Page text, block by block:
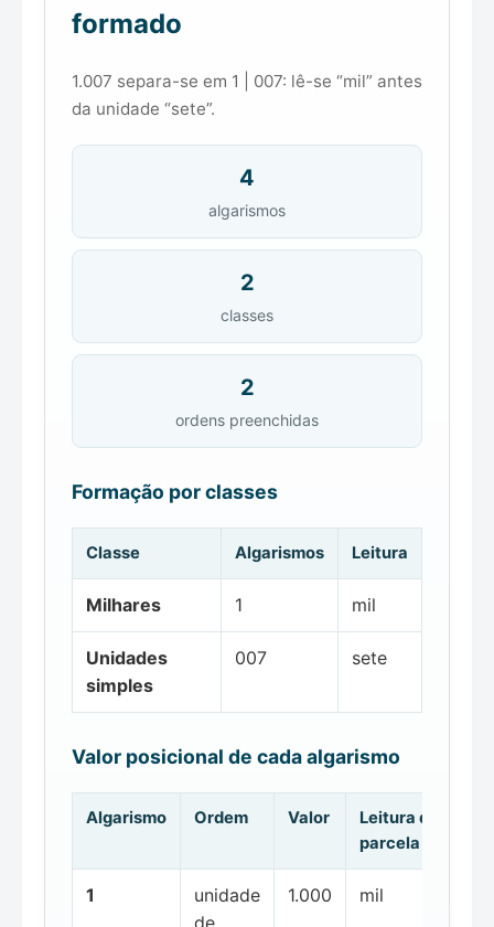
formado
1.007 separa-se em 1 | 007: lê-se “mil” antes
da unidade “sete”.
4
algarismos
2
classes
2
ordens preenchidas
Formação por classes
Classe Algarismos Leitura
Milhares 1 mil
Unidades
simples
007 sete
Valor posicional de cada algarismo
Algarismo Ordem Valor
Leitura da
parcela
1
unidade
de
1.000 mil